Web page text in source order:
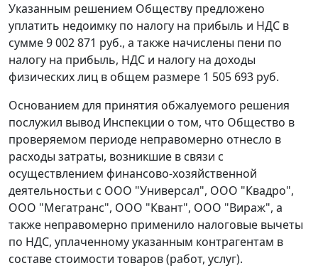
Указанным решением Обществу предложено
уплатить недоимку по налогу на прибыль и НДС в
сумме 9 002 871 руб., а также начислены пени по
налогу на прибыль, НДС и налогу на доходы
физических лиц в общем размере 1 505 693 руб.
Основанием для принятия обжалуемого решения
послужил вывод Инспекции о том, что Общество в
проверяемом периоде неправомерно отнесло в
расходы затраты, возникшие в связи с
осуществлением финансово-хозяйственной
деятельностьи с ООО "Универсал", ООО "Квадро",
ООО "Мегатранс", ООО "Квант", ООО "Вираж", а
также неправомерно применило налоговые вычеты
по НДС, уплаченному указанным контрагентам в
составе стоимости товаров (работ, услуг).